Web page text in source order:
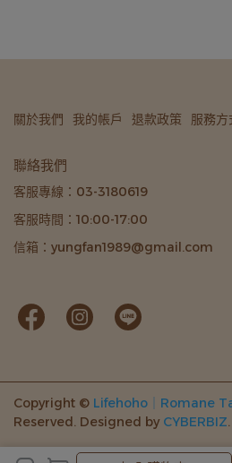
關於我們 我的帳戶 退款政策 服務方
聯絡我們
客服專線：03-3180619
客服時間：10:00-17:00
信箱：yungfan1989@gmail.com
Copyright © Lifehoho｜Romane
Reserved. Designed by CYBERBIZ.